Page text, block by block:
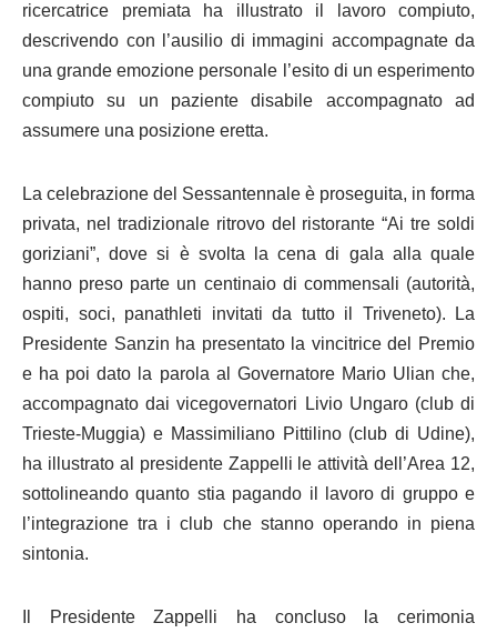
ricercatrice premiata ha illustrato il lavoro compiuto,
descrivendo con l’ausilio di immagini accompagnate da
una grande emozione personale l’esito di un esperimento
compiuto su un paziente disabile accompagnato ad
assumere una posizione eretta.
La celebrazione del Sessantennale è proseguita, in forma
privata, nel tradizionale ritrovo del ristorante “Ai tre soldi
goriziani”, dove si è svolta la cena di gala alla quale
hanno preso parte un centinaio di commensali (autorità,
ospiti, soci, panathleti invitati da tutto il Triveneto). La
Presidente Sanzin ha presentato la vincitrice del Premio
e ha poi dato la parola al Governatore Mario Ulian che,
accompagnato dai vicegovernatori Livio Ungaro (club di
Trieste-Muggia) e Massimiliano Pittilino (club di Udine),
ha illustrato al presidente Zappelli le attività dell’Area 12,
sottolineando quanto stia pagando il lavoro di gruppo e
l’integrazione tra i club che stanno operando in piena
sintonia.
Il Presidente Zappelli ha concluso la cerimonia